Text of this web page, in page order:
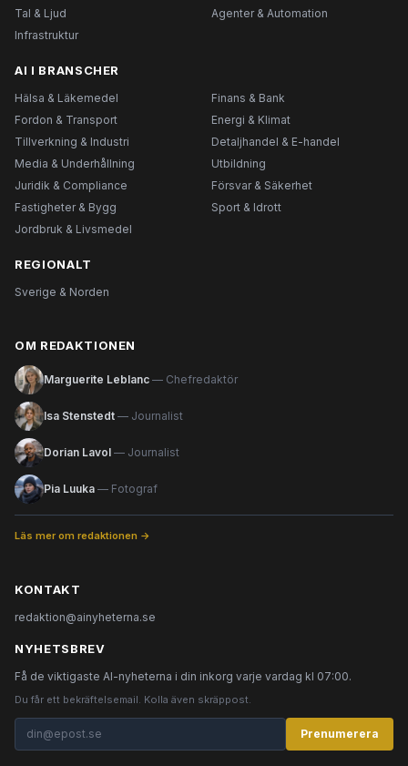
Tal & Ljud
Agenter & Automation
Infrastruktur
AI I BRANSCHER
Hälsa & Läkemedel
Finans & Bank
Fordon & Transport
Energi & Klimat
Tillverkning & Industri
Detaljhandel & E-handel
Media & Underhållning
Utbildning
Juridik & Compliance
Försvar & Säkerhet
Fastigheter & Bygg
Sport & Idrott
Jordbruk & Livsmedel
REGIONALT
Sverige & Norden
OM REDAKTIONEN
Marguerite Leblanc — Chefredaktör
Isa Stenstedt — Journalist
Dorian Lavol — Journalist
Pia Luuka — Fotograf
Läs mer om redaktionen →
KONTAKT
redaktion@ainyheterna.se
NYHETSBREV
Få de viktigaste AI-nyheterna i din inkorg varje vardag kl 07:00.
Du får ett bekräftelsemail. Kolla även skräppost.
Prenumerera